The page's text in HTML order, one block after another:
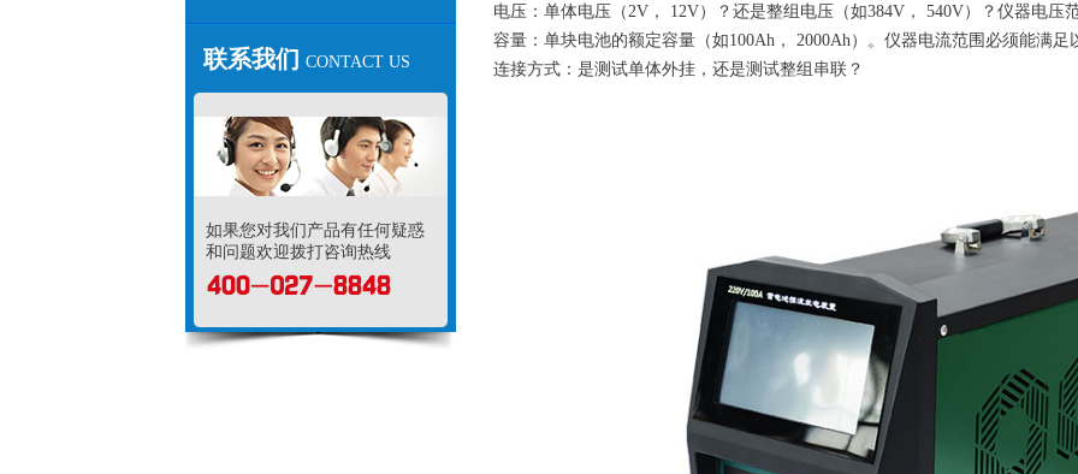
联系我们 CONTACT US
如果您对我们产品有任何疑惑
和问题欢迎拨打咨询热线
电压：单体电压（2V， 12V）？还是整组电压（如384V， 540V）？仪器电压
容量：单块电池的额定容量（如100Ah， 2000Ah）。仪器电流范围必须能满
连接方式：是测试单体外挂，还是测试整组串联？